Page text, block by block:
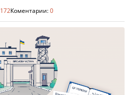
172Коментарии:0